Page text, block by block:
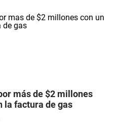
más de $2 millones
la factura de gas